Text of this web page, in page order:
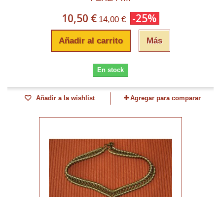
10,50 € 14,00 € -25%
Añadir al carrito Más
En stock
Añadir a la wishlist Agregar para comparar